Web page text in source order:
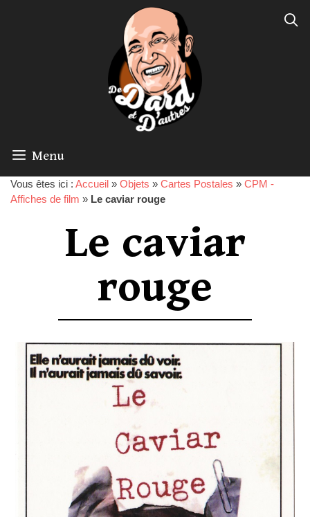
Menu
Vous êtes ici : Accueil » Objets » Cartes Postales » CPM -
Affiches de film » Le caviar rouge
Le caviar
rouge